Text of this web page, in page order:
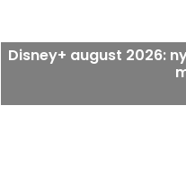
Disney+ august 2026: